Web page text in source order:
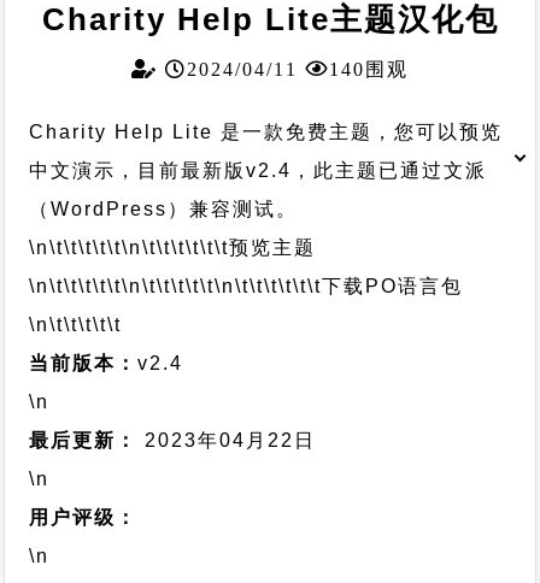
Charity Help Lite主题汉化包
2024/04/11 140围观
Charity Help Lite 是一款免费主题，您可以预览
中文演示，目前最新版v2.4，此主题已通过文派
（WordPress）兼容测试。
\n\t\t\t\t\t\n\t\t\t\t\t\t预览主题
\n\t\t\t\t\t\n\t\t\t\t\t\n\t\t\t\t\t\t下载PO语言包
\n\t\t\t\t\t
当前版本：v2.4
\n
最后更新：
2023年04月22日
\n
用户评级：
\n